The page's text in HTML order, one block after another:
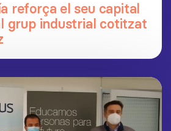
reforça el seu capital
grup industrial cotitzat